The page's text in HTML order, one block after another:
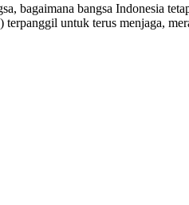
bagaimana bangsa Indonesia
untuk terus menjaga,